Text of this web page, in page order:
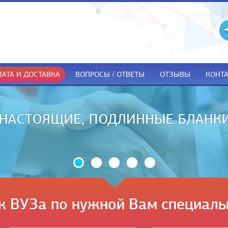
И ДОСТАВКА ВОПРОСЫ / ОТВЕТЫ ОТЗЫВЫ
ТОЛЬКО ПРИ
ВУЗа по нужной Вам